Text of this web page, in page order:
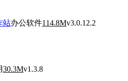
站办公软件114.8Mv3.0.12.2
30.3Mv1.3.8